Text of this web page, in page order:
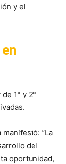
y el
1° y 2°
“La
del
oportunidad,